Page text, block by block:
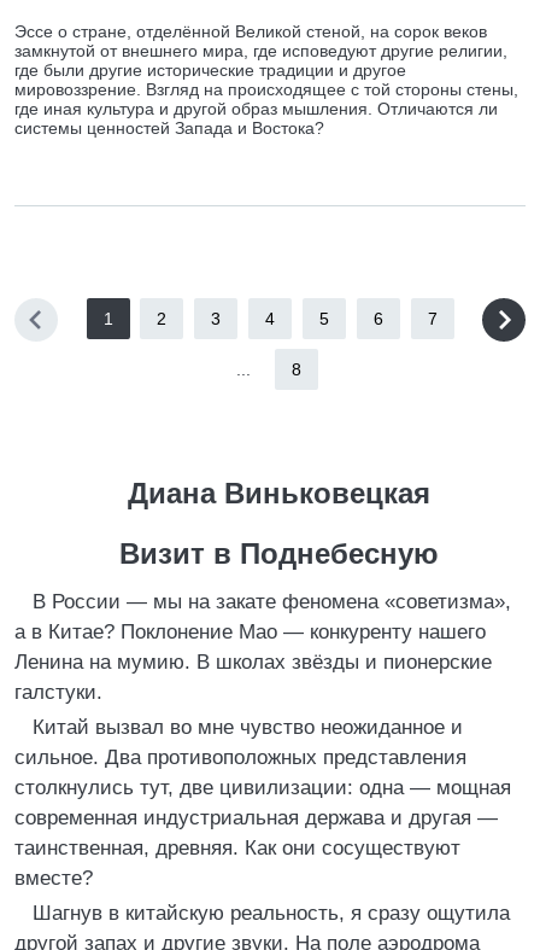
Эссе о стране, отделённой Великой стеной, на сорок веков
замкнутой от внешнего мира, где исповедуют другие религии,
где были другие исторические традиции и другое
мировоззрение. Взгляд на происходящее с той стороны стены,
где иная культура и другой образ мышления. Отличаются ли
системы ценностей Запада и Востока?
1 2 3 4 5 6 7
8
Диана Виньковецкая
Визит в Поднебесную
В России — мы на закате феномена «советизма»,
а в Китае? Поклонение Мао — конкуренту нашего
Ленина на мумию. В школах звёзды и пионерские
галстуки.
Китай вызвал во мне чувство неожиданное и
сильное. Два противоположных представления
столкнулись тут, две цивилизации: одна — мощная
современная индустриальная держава и другая —
таинственная, древняя. Как они сосуществуют
вместе?
Шагнув в китайскую реальность, я сразу ощутила
другой запах и другие звуки. На поле аэродрома